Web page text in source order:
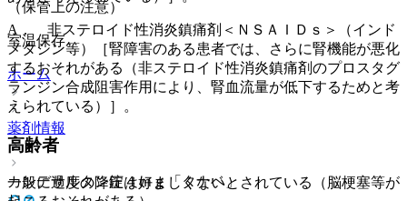
（保管上の注意）
室温保存。
ホーム
薬剤情報
カンデサルタン錠４ｍｇ「タナベ」
A． 非ステロイド性消炎鎮痛剤＜ＮＳＡＩＤｓ＞（インド
メタシン等）［腎障害のある患者では、さらに腎機能が悪化
するおそれがある（非ステロイド性消炎鎮痛剤のプロスタグ
ランジン合成阻害作用により、腎血流量が低下するためと考
えられている）］。
高齢者
一般に過度の降圧は好ましくないとされている（脳梗塞等が